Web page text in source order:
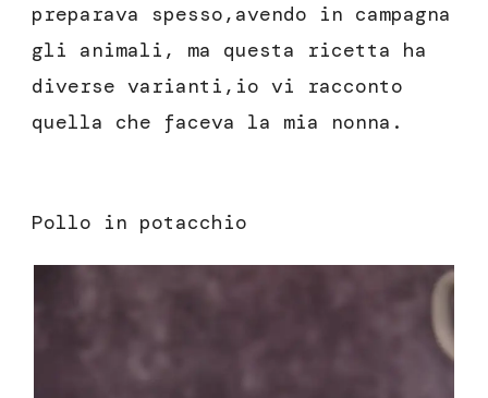
preparava spesso,avendo in campagna
gli animali, ma questa ricetta ha
diverse varianti,io vi racconto
quella che faceva la mia nonna.
Pollo in potacchio